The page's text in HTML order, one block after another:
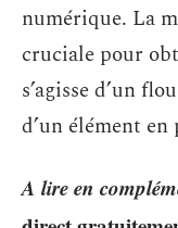
numérique. La
cruciale pour
s’agisse d’un
d’un élément
A lire en